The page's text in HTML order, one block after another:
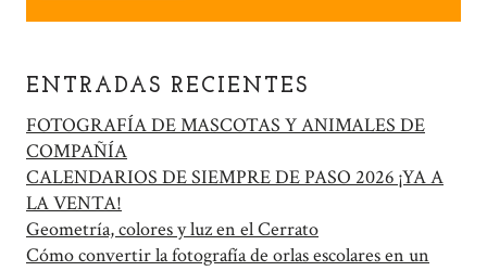
ENTRADAS RECIENTES
FOTOGRAFÍA DE MASCOTAS Y ANIMALES DE
COMPAÑÍA
CALENDARIOS DE SIEMPRE DE PASO 2026 ¡YA A
LA VENTA!
Geometría, colores y luz en el Cerrato
Cómo convertir la fotografía de orlas escolares en un